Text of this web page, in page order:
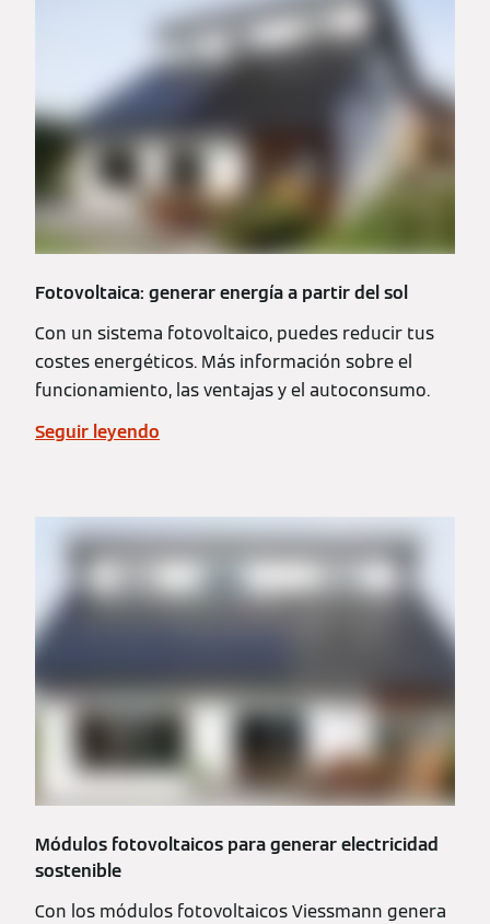
Fotovoltaica: generar energía a partir del sol
Con un sistema fotovoltaico, puedes reducir tus
costes energéticos. Más información sobre el
funcionamiento, las ventajas y el autoconsumo.
Seguir leyendo
Módulos fotovoltaicos para generar electricidad
sostenible
Con los módulos fotovoltaicos Viessmann genera